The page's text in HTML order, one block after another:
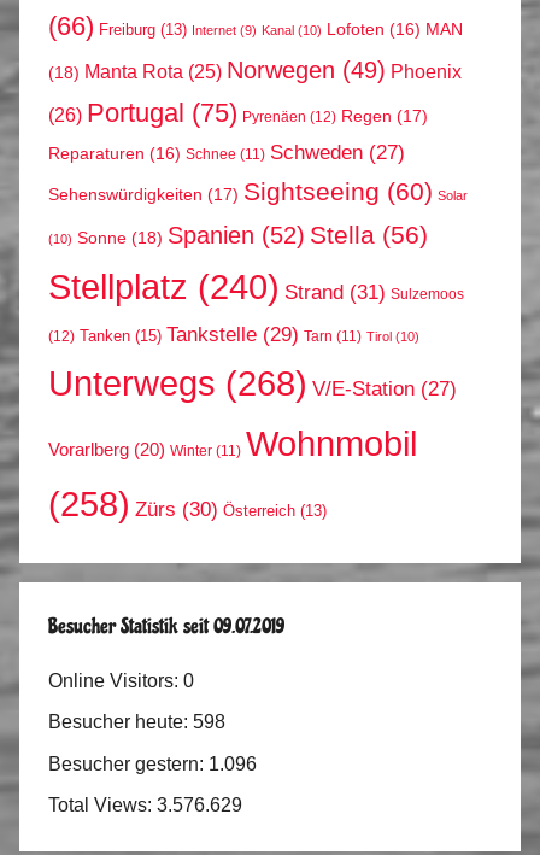
(66) Freiburg (13) Internet (9) Kanal (10) Lofoten (16) MAN
(18) Manta Rota (25) Norwegen (49) Phoenix
(26) Portugal (75) Pyrenäen (12) Regen (17)
Reparaturen (16) Schnee (11) Schweden (27)
Sehenswürdigkeiten (17) Sightseeing (60) Solar
(10) Sonne (18) Spanien (52) Stella (56)
Stellplatz (240) Strand (31) Sulzemoos
(12) Tanken (15) Tankstelle (29) Tarn (11) Tirol (10)
Unterwegs (268) V/E-Station (27)
Vorarlberg (20) Winter (11) Wohnmobil
(258) Zürs (30) Österreich (13)
Besucher Statistik seit 09.07.2019
Online Visitors: 0
Besucher heute: 598
Besucher gestern: 1.096
Total Views: 3.576.629